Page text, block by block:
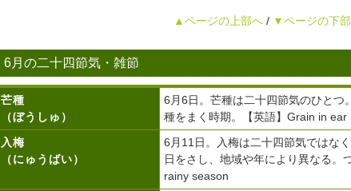
▲ページの上部へ / ▼ページの下
6月の二十四節気・雑節
芒種
（ぼうしゅ）
6月6日。芒種は二十四節気のひとつ
種をまく時期。【英語】Grain in ear
入梅
（にゅうばい）
6月11日。入梅は二十四節気ではな
日をさし、地域や年により異なる。
rainy season